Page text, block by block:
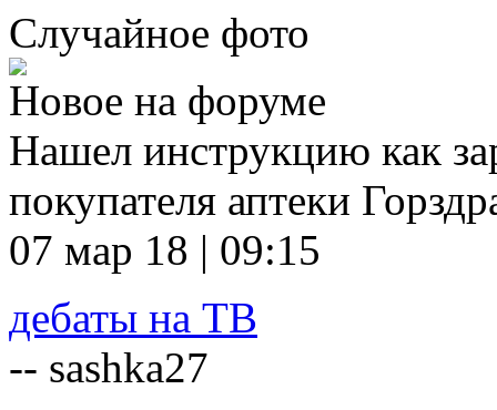
Случайное фото
Новое на форуме
Нашел инструкцию как
покупателя аптеки
07 мар 18 | 09:15
дебаты на ТВ
-- sashka27